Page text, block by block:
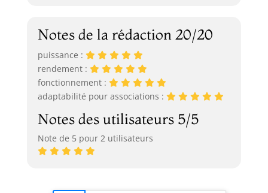
Notes de la rédaction 20/20
puissance :
rendement :
fonctionnement :
adaptabilité pour associations :
Notes des utilisateurs 5/5
Note de 5 pour 2 utilisateurs